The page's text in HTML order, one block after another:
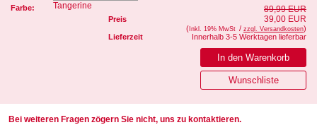
Farbe:
Tangerine
Preis
89,99 EUR
39,00 EUR
( Inkl. 19% MwSt / zzgl. Versandkosten)
Lieferzeit
Innerhalb 3-5 Werktagen lieferbar
Bei weiteren Fragen zögern Sie nicht, uns zu kontaktieren.